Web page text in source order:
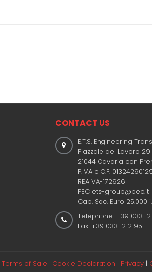
CONTACT US
E.T.S. Engineering
Piazzale del Lavoro 29
21044 Cavaria con
P.IVA e C.F. 01324290129
REA VA-172926
PEC ets-group@pec.it
Cap. Soc. Euro 25.000
Telephone: +39 0331
Fax: +39 0331 212195
Terms of Sale | Cookie Declaration | Privacy |